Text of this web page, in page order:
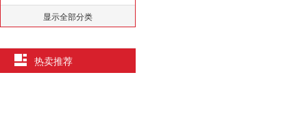
显示全部分类
热卖推荐